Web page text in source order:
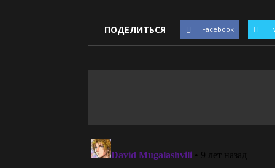
ПОДЕЛИТЬСЯ Facebook